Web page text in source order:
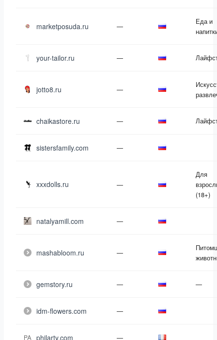
marketposuda.ru —
Еда и
your-tailor.ru —
jotto8.ru —
chaikastore.ru —
sistersfamily.com —
xxxdolls.ru —
Для
(18+)
natalyamill.com —
mashabloom.ru —
gemstory.ru — —
idm-flowers.com —
philarty.com —